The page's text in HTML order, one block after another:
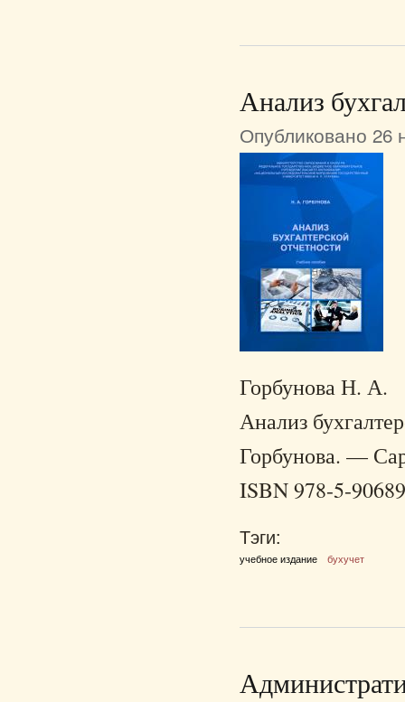
Анализ
Опубликовано 26
Горбунова Н. А.
Анализ
Горбунова. —
ISBN 978-5-
Тэги:
учебное издание бухучет